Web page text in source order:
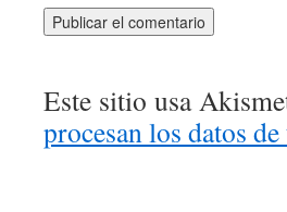
Este sitio usa
procesan los datos